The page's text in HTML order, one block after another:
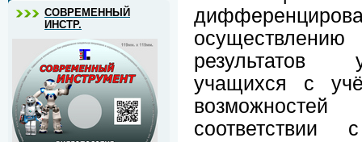
СОВРЕМЕННЫЙ
ИНСТР.
результатов
учащихся с